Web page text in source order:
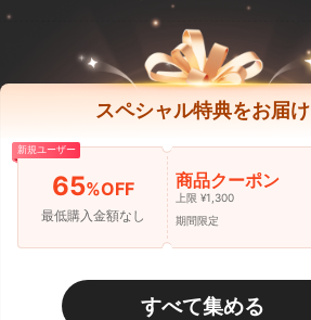
スペシャル特典をお届け
新規ユーザー
65%OFF
最低購入金額なし
商品クーポン
上限 ¥1,300
期間限定
すべて集める